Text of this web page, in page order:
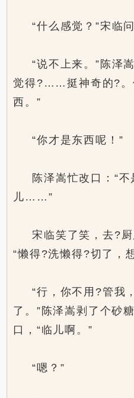
“什么感觉？”宋临问
“说不上来。”陈泽
觉得?……挺神奇的?。
西。”
“你才是东西呢！”
陈泽嵩忙改口：“
儿……”
宋临笑了笑，去?
“懒得?洗懒得?切了，
“行，你不用?管我
了。”陈泽嵩剥了个砂
口，“临儿啊。”
“嗯？”